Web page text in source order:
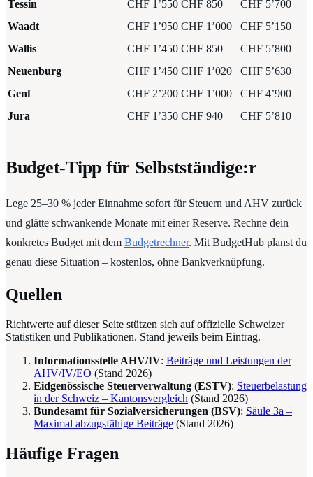
Tessin CHF 1’550 CHF 850
CHF 5’700
Waadt
CHF 1’950 CHF 1’000
CHF 5’150
Wallis
CHF 1’450 CHF 850
CHF 5’800
Neuenburg
CHF 1’450 CHF 1’020
CHF 5’630
Genf
CHF 2’200 CHF 1’000
CHF 4’900
Jura
CHF 1’350 CHF 940 CHF 5’810
Budget-Tipp für Selbstständige:r
Lege 25–30 % jeder Einnahme sofort für Steuern und AHV zurück
und glätte schwankende Monate mit einer Reserve. Rechne dein
konkretes Budget mit dem Budgetrechner. Mit BudgetHub planst du
genau diese Situation – kostenlos, ohne Bankverknüpfung.
Quellen
Richtwerte auf dieser Seite stützen sich auf offizielle Schweizer
Statistiken und Publikationen. Stand jeweils beim Eintrag.
Informationsstelle AHV/IV: Beiträge und Leistungen der
AHV/IV/EO (Stand 2026)
Eidgenössische Steuerverwaltung (ESTV): Steuerbelastung
in der Schweiz – Kantonsvergleich (Stand 2026)
Bundesamt für Sozialversicherungen (BSV): Säule 3a –
Maximal abzugsfähige Beiträge (Stand 2026)
Häufige Fragen